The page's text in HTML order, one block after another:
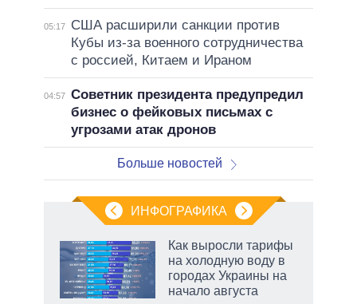
05:17
США расширили санкции против
Кубы из-за военного сотрудничества
с россией, Китаем и Ираном
04:57 Советник президента предупредил
бизнес о фейковых письмах с
угрозами атак дронов
Больше новостей
ИНФОГРАФИКА
Как выросли тарифы
на холодную воду в
городах Украины на
начало августа